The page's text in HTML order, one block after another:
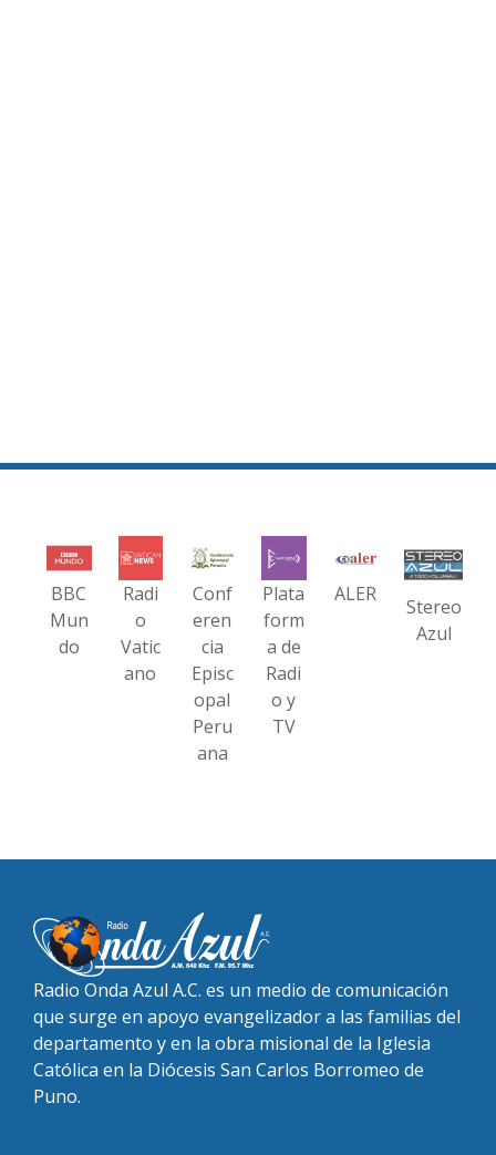
BBC
Mun
do
Radi
o
Vatic
ano
Conf
eren
cia
Episc
opal
Peru
ana
Plata
form
a de
Radi
o y
TV
ALER
Stereo
Azul
Radio Onda Azul A.C. es un medio de comunicación
que surge en apoyo evangelizador a las familias del
departamento y en la obra misional de la Iglesia
Católica en la Diócesis San Carlos Borromeo de
Puno.